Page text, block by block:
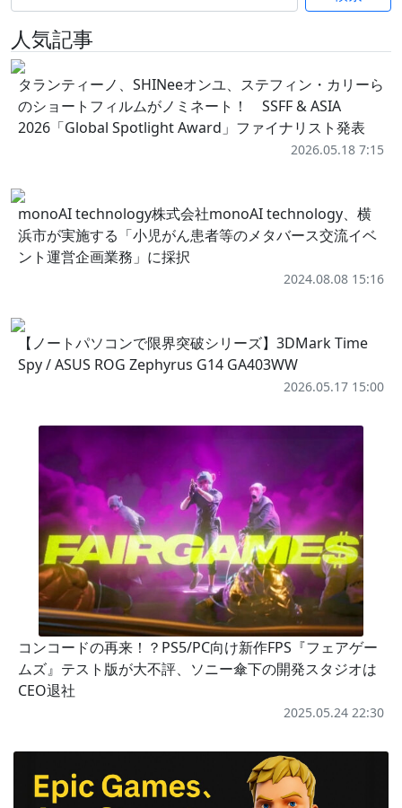
人気記事
タランティーノ、SHINeeオンユ、ステフィン・カリーら
のショートフィルムがノミネート！ SSFF & ASIA
2026「Global Spotlight Award」ファイナリスト発表
2026.05.18 7:15
monoAI technology株式会社monoAI technology、横
浜市が実施する「小児がん患者等のメタバース交流イベ
ント運営企画業務」に採択
2024.08.08 15:16
【ノートパソコンで限界突破シリーズ】3DMark Time
Spy / ASUS ROG Zephyrus G14 GA403WW
2026.05.17 15:00
コンコードの再来！？PS5/PC向け新作FPS『フェアゲー
ムズ』テスト版が大不評、ソニー傘下の開発スタジオは
CEO退社
2025.05.24 22:30